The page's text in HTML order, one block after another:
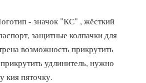
- значок "КС" , жёсткий
защитные колпачки для
возможность прикрутить
удлинитель, нужно
кия пяточку.